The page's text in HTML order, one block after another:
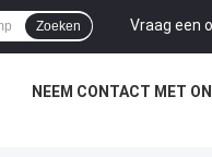
Vraag een
Zoeken
NEEM CONTACT MET